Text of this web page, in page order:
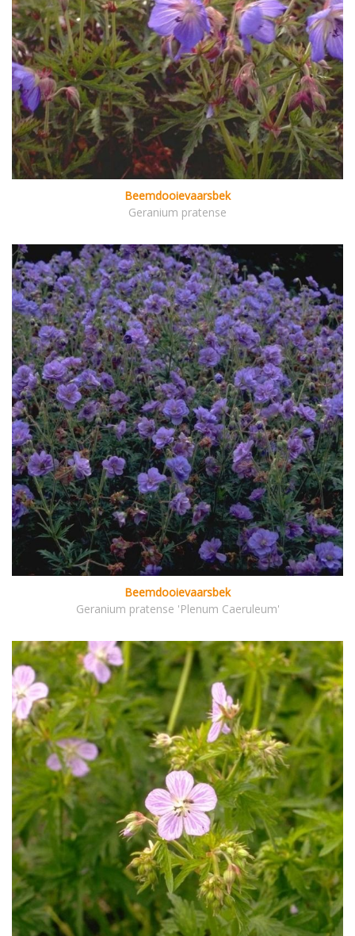
Beemdooievaarsbek
Geranium pratense
Beemdooievaarsbek
Geranium pratense 'Plenum Caeruleum'